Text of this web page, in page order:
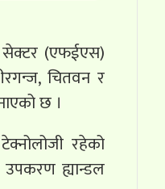
सेक्टर (एफईएस)
चितवन र
छ ।
रहेको
ह्यान्डल